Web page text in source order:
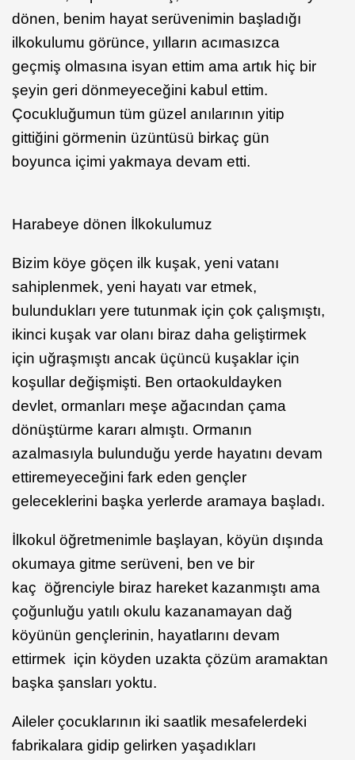
dönen, benim hayat serüvenimin başladığı
ilkokulumu görünce, yılların acımasızca
geçmiş olmasına isyan ettim ama artık hiç bir
şeyin geri dönmeyeceğini kabul ettim.
Çocukluğumun tüm güzel anılarının yitip
gittiğini görmenin üzüntüsü birkaç gün
boyunca içimi yakmaya devam etti.
Harabeye dönen İlkokulumuz
Bizim köye göçen ilk kuşak, yeni vatanı
sahiplenmek, yeni hayatı var etmek,
bulundukları yere tutunmak için çok çalışmıştı,
ikinci kuşak var olanı biraz daha geliştirmek
için uğraşmıştı ancak üçüncü kuşaklar için
koşullar değişmişti. Ben ortaokuldayken
devlet, ormanları meşe ağacından çama
dönüştürme kararı almıştı. Ormanın
azalmasıyla bulunduğu yerde hayatını devam
ettiremeyeceğini fark eden gençler
geleceklerini başka yerlerde aramaya başladı.
İlkokul öğretmenimle başlayan, köyün dışında
okumaya gitme serüveni, ben ve bir
kaç öğrenciyle biraz hareket kazanmıştı ama
çoğunluğu yatılı okulu kazanamayan dağ
köyünün gençlerinin, hayatlarını devam
ettirmek için köyden uzakta çözüm aramaktan
başka şansları yoktu.
Aileler çocuklarının iki saatlik mesafelerdeki
fabrikalara gidip gelirken yaşadıkları